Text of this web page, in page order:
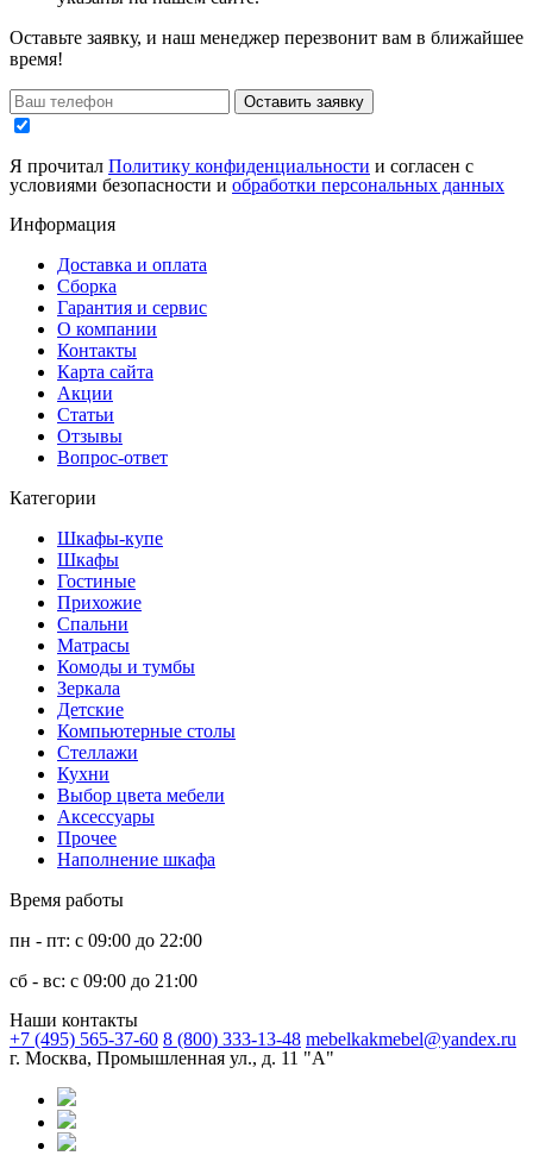
Оставьте заявку, и наш менеджер перезвонит вам в ближайшее
время!
Оставить заявку
Я прочитал Политику конфиденциальности и согласен с
условиями безопасности и обработки персональных данных
Информация
Доставка и оплата
Сборка
Гарантия и сервис
О компании
Контакты
Карта сайта
Акции
Статьи
Отзывы
Вопрос-ответ
Категории
Шкафы-купе
Шкафы
Гостиные
Прихожие
Спальни
Матрасы
Комоды и тумбы
Зеркала
Детские
Компьютерные столы
Стеллажи
Кухни
Выбор цвета мебели
Аксессуары
Прочее
Наполнение шкафа
Время работы
пн - пт: с 09:00 до 22:00
сб - вс: с 09:00 до 21:00
Наши контакты
+7 (495) 565-37-60 8 (800) 333-13-48 mebelkakmebel@yandex.ru
г. Москва, Промышленная ул., д. 11 "А"